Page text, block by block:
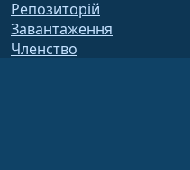
Репозиторій
Завантаження
Членство